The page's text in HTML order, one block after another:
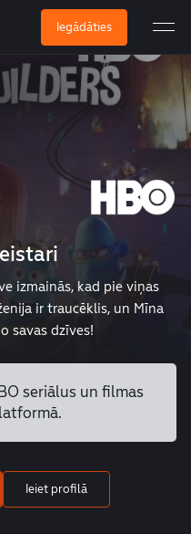
Iegādāties
izmainās, kad pie viņas
ir traucēklis, un Mīna
savas dzīves!
seriālus un filmas
Ieiet profilā